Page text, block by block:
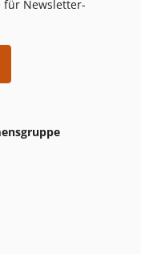
für Newsletter-